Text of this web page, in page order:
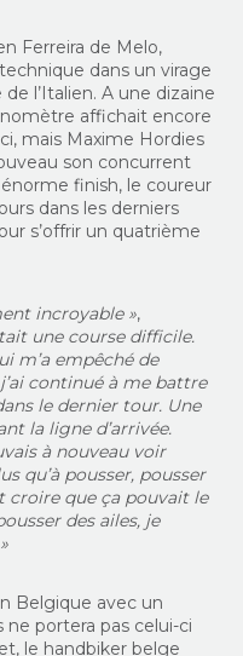
Ferreira de Melo,
dans un virage
l’Italien. A une dizaine
affichait encore
mais Maxime Hordies
son concurrent
finish, le coureur
dans les derniers
s’offrir un quatrième
incroyable »,
une course difficile.
m’a empêché de
continué à me battre
le dernier tour. Une
la ligne d’arrivée.
à nouveau voir
qu’à pousser, pousser
croire que ça pouvait le
des ailes, je
Belgique avec un
portera pas celui-ci
le handbiker belge